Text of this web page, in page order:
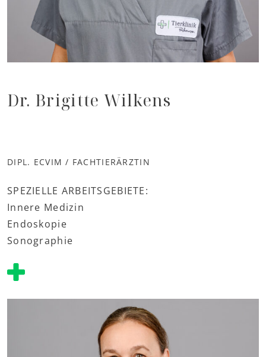
Dr. Brigitte Wilkens
DIPL. ECVIM / FACHTIERÄRZTIN
SPEZIELLE ARBEITSGEBIETE:
Innere Medizin
Endoskopie
Sonographie